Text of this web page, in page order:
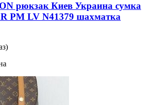
рюкзак Киев Украина сумка
PM LV N41379 шахматка